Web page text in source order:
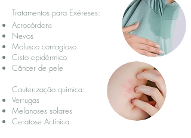
Tratamentos para Exéreses:
Acrocórdons
Nevos
Molusco contagioso
Cisto epidérmico
Câncer de pele
Cauterização química:
Verrugas
Melanoses solares
Ceratose Actínica